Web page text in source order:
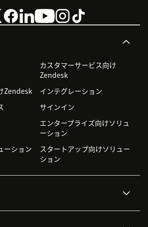
カスタマーサービス向け
Zendesk
Zendesk
インテグレーション
サインイン
エンタープライズ向けソリュ
ーション
ーション
スタートアップ向けソリュー
ション